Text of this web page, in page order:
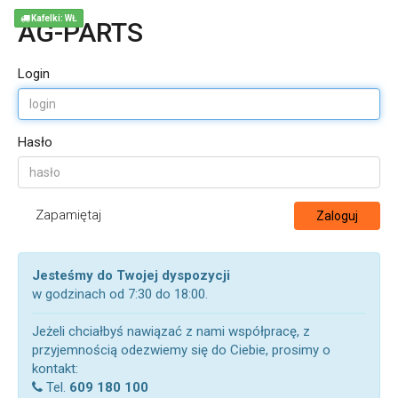
AG-PARTS
Login
Hasło
Zapamiętaj Zaloguj
Jesteśmy do Twojej dyspozycji
w godzinach od 7:30 do 18:00.
Jeżeli chciałbyś nawiązać z nami współpracę, z
przyjemnością odezwiemy się do Ciebie, prosimy o
kontakt:
Tel. 609 180 100
Kafelki: WŁ